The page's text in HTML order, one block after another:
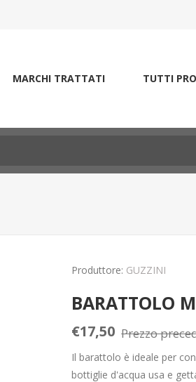
MARCHI TRATTATI TUTTI
Produttore: GUZZINI
BARATTOLO
€17,50 Prezzo
Il barattolo è ideale per
bottiglie d'acqua usa e